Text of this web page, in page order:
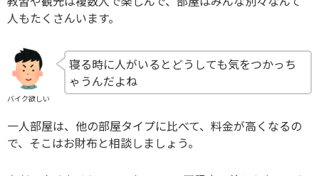
人もたくさんいます。
バイク欲しい
寝る時に人がいるとどうしても気をつかっち
ゃうんだよね
一人部屋は、他の部屋タイプに比べて、料金が高くなるの
で、そこはお財布と相談しましょう。